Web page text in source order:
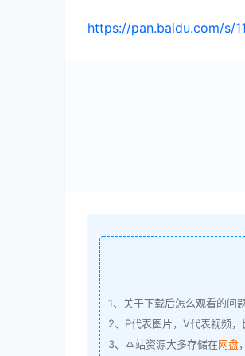
https://pan.baidu.com/s/
1、关于下载后怎么观看的问
2、P代表图片，V代表视频
3、本站资源大多存储在网盘